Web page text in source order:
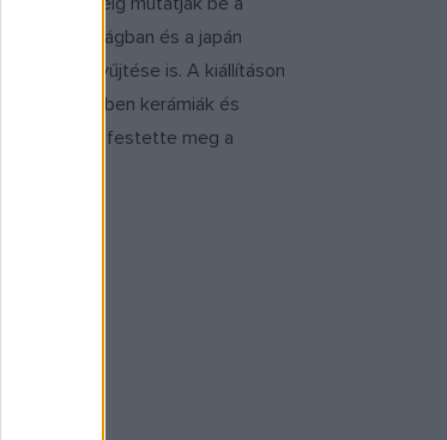
és a japán
és gyűjtése is. A kiállításon
első teremben kerámiák és
élményeit festette meg a